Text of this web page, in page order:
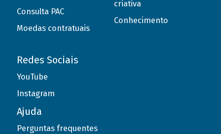
Consulta PAC
Moedas contratuais
criativa
Conhecimento
Redes Sociais
YouTube
Instagram
Ajuda
Perguntas frequentes